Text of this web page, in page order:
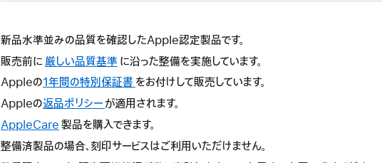
新品水準並みの品質を確認したApple認定製品です。
販売前に 厳しい品質基準 に沿った整備を実施しています。
Appleの1年間の特別保証書 こ
の
作
に
をお付けして販売しています。
Appleの返品ポリシーこ
の
操
作
が適用されます。
AppleCare こ
の
製品を購入できます。
整備済製品の場合、刻印サービスはご利用いただけません。